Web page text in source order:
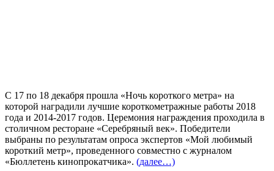
С 17 по 18 декабря прошла «Ночь короткого метра» на
которой наградили лучшие короткометражные работы 2018
года и 2014-2017 годов. Церемония награждения проходила в
столичном ресторане «Серебряный век». Победители
выбраны по результатам опроса экспертов «Мой любимый
короткий метр», проведенного совместно с журналом
«Бюллетень кинопрокатчика». (далее…)